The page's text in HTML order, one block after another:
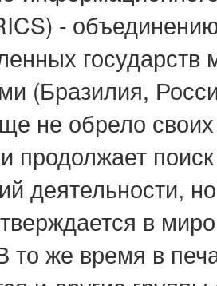
-
(Бразилия,
не обрело
продолжает
деятельности,
в
то же время в